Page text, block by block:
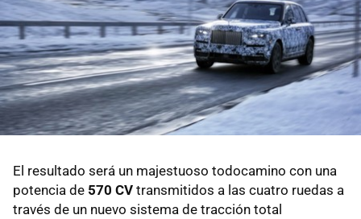
El resultado será un majestuoso todocamino con una
potencia de 570 CV transmitidos a las cuatro ruedas a
través de un nuevo sistema de tracción total